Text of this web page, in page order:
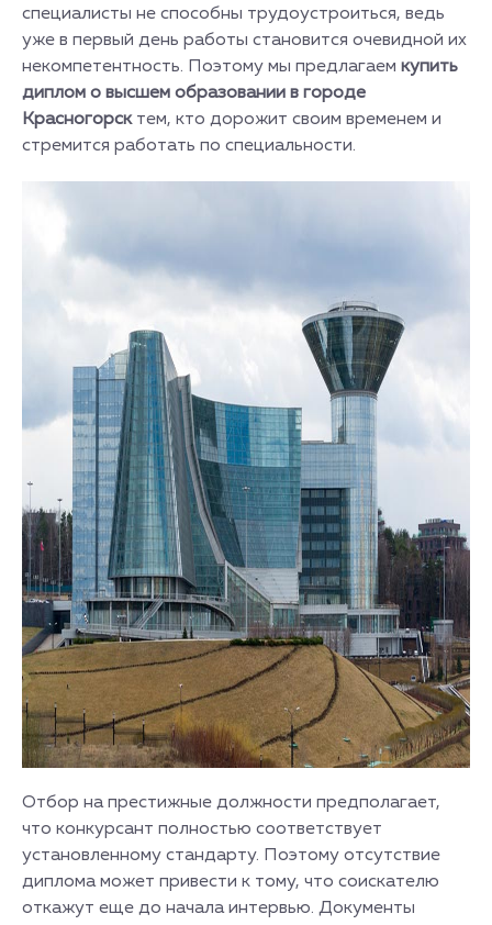
специалисты не способны трудоустроиться, ведь
уже в первый день работы становится очевидной их
некомпетентность. Поэтому мы предлагаем купить
диплом о высшем образовании в городе
Красногорск тем, кто дорожит своим временем и
стремится работать по специальности.
Отбор на престижные должности предполагает,
что конкурсант полностью соответствует
установленному стандарту. Поэтому отсутствие
диплома может привести к тому, что соискателю
откажут еще до начала интервью. Документы